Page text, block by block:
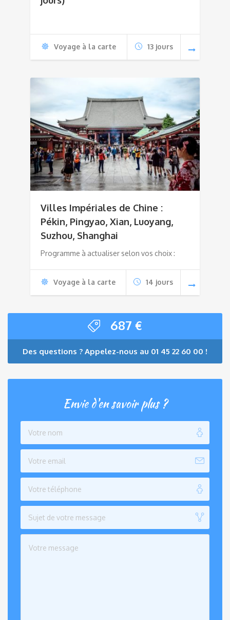
Voyage à la carte 13 jours
Villes Impériales de Chine :
Pékin, Pingyao, Xian, Luoyang,
Suzhou, Shanghai
Programme à actualiser selon vos choix :
Voyage à la carte 14 jours
687 €
Des questions ? Appelez-nous au 01 45 22 60 00 !
Envie d'en savoir plus ?